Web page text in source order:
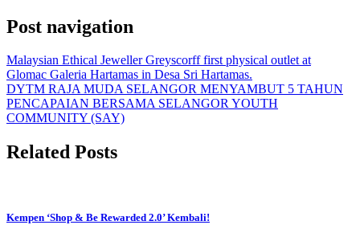
Post navigation
Malaysian Ethical Jeweller Greyscorff first physical outlet at
Glomac Galeria Hartamas in Desa Sri Hartamas.
DYTM RAJA MUDA SELANGOR MENYAMBUT 5 TAHUN
PENCAPAIAN BERSAMA SELANGOR YOUTH
COMMUNITY (SAY)
Related Posts
Kempen ‘Shop & Be Rewarded 2.0’ Kembali!